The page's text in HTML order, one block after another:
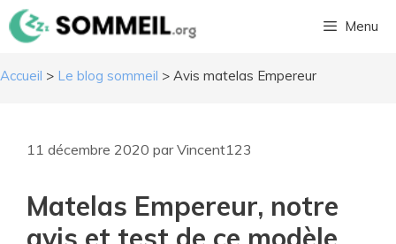
Aller
au
Menu
Accueil > Le blog sommeil > Avis matelas Empereur
11 décembre 2020 parVincent123
Matelas Empereur, notre